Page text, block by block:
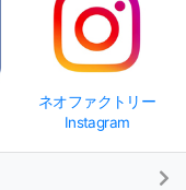
ネオファクトリー
Instagram